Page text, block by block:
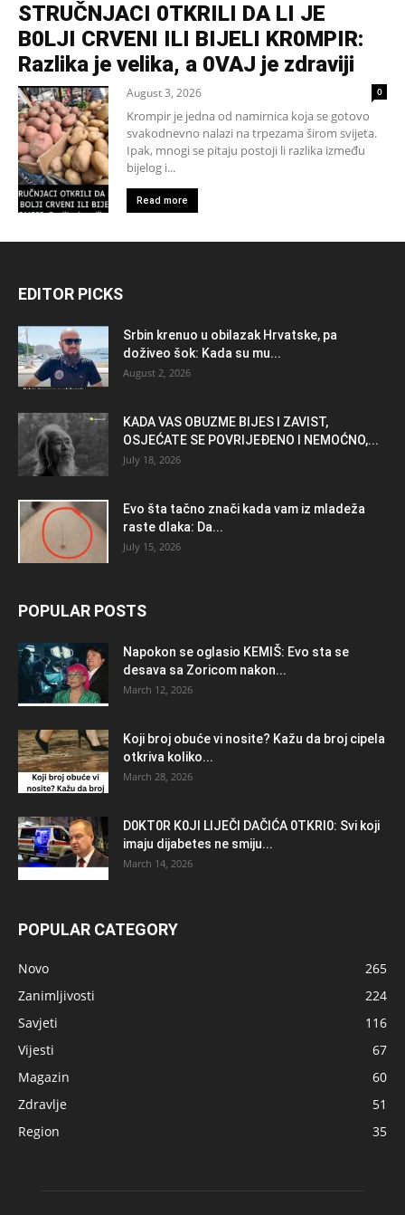
STRUČNJACI 0TKRILI DA LI JE
B0LJI CRVENI ILI BIJELI KR0MPIR:
Razlika je velika, a 0VAJ je zdraviji
August 3, 2026 0
Krompir je jedna od namirnica koja se gotovo
svakodnevno nalazi na trpezama širom svijeta.
Ipak, mnogi se pitaju postoji li razlika između
bijelog i...
Read more
EDITOR PICKS
Srbin krenuo u obilazak Hrvatske, pa
doživeo šok: Kada su mu...
August 2, 2026
KADA VAS OBUZME BIJES I ZAVIST,
OSJEĆATE SE POVRIJEĐENO I NEMOĆNO,...
July 18, 2026
Evo šta tačno znači kada vam iz mladeža
raste dlaka: Da...
July 15, 2026
POPULAR POSTS
Napokon se oglasio KEMlŠ: Evo sta se
desava sa Zoricom nakon...
March 12, 2026
Koji broj obuće vi nosite? Kažu da broj cipela
otkriva koliko...
March 28, 2026
D0KT0R K0Jl LlJEČl DAČlĆA 0TKRl0: Svi koji
imaju dijabetes ne smiju...
March 14, 2026
POPULAR CATEGORY
Novo
265
Zanimljivosti
224
Savjeti
116
Vijesti
67
Magazin
60
Zdravlje
51
Region
35